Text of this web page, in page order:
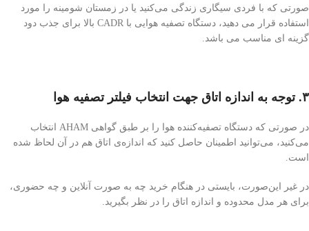
صورتی که با فردی سیگاری زندگی می‌کنید یا در زمستان شومینه را مورد
استفاده قرار می دهید، دستگاه تصفیه هوایی با CADR بالا برای جذب دود
گزینه ای مناسب می باشد.
۳. توجه به اندازه‌ اتاق جهت انتخاب فیلتر تصفیه هوا
در صورتی که دستگاه تصفیه‌کننده‌ هوا را بر طبق گواهی AHAM انتخاب
می‌کنید، می‌توانید اطمینان حاصل کنید که اندازه‌ی اتاق هم در آن لحاظ شده
است.
در غیر این‌صورت، بایستی در هنگام خرید چه به صورت آنلاین و چه حضوری،
برای هر مدل محدوده و اندازه‌ اتاق را در نظر بگیرید.